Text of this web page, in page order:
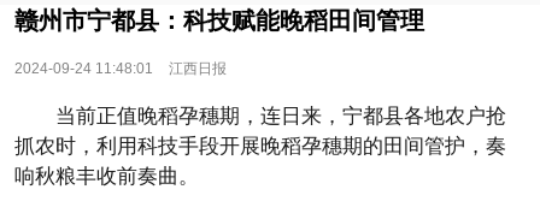
赣州市宁都县：科技赋能晚稻田间管理
2024-09-24 11:48:01 江西日报
当前正值晚稻孕穗期，连日来，宁都县各地农户抢
抓农时，利用科技手段开展晚稻孕穗期的田间管护，奏
响秋粮丰收前奏曲。